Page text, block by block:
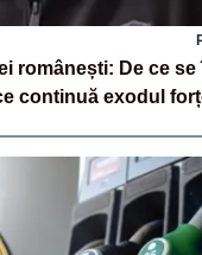
românești: De ce
continuă exodul